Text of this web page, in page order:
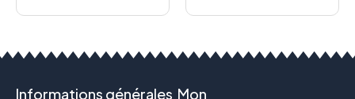
Informations générales Mon